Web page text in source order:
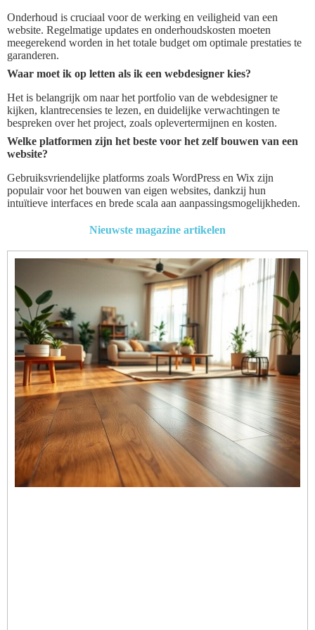
Onderhoud is cruciaal voor de werking en veiligheid van een
website. Regelmatige updates en onderhoudskosten moeten
meegerekend worden in het totale budget om optimale prestaties te
garanderen.
Waar moet ik op letten als ik een webdesigner kies?
Het is belangrijk om naar het portfolio van de webdesigner te
kijken, klantrecensies te lezen, en duidelijke verwachtingen te
bespreken over het project, zoals oplevertermijnen en kosten.
Welke platformen zijn het beste voor het zelf bouwen van een
website?
Gebruiksvriendelijke platforms zoals WordPress en Wix zijn
populair voor het bouwen van eigen websites, dankzij hun
intuïtieve interfaces en brede scala aan aanpassingsmogelijkheden.
Nieuwste magazine artikelen